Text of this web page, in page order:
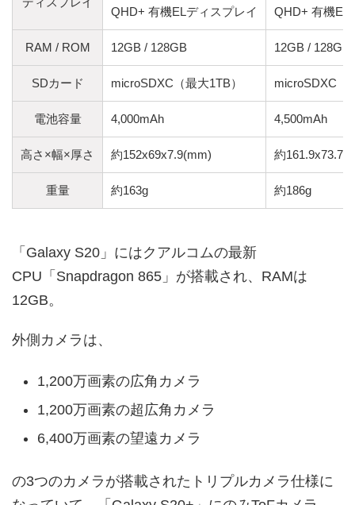
QHD+ 有機ELディスプレイ QHD+ 有機EL
RAM / ROM 12GB / 128GB 12GB / 128GB
SDカード microSDXC（最大1TB） microSDXC（
電池容量 4,000mAh 4,500mAh
高さ×幅×厚さ 約152x69x7.9(mm) 約
重量 約163g 約186g
「Galaxy S20」にはクアルコムの最新
CPU「Snapdragon 865」が搭載され、RAMは
12GB。
外側カメラは、
1,200万画素の広角カメラ
1,200万画素の超広角カメラ
6,400万画素の望遠カメラ
の3つのカメラが搭載されたトリプルカメラ仕様に